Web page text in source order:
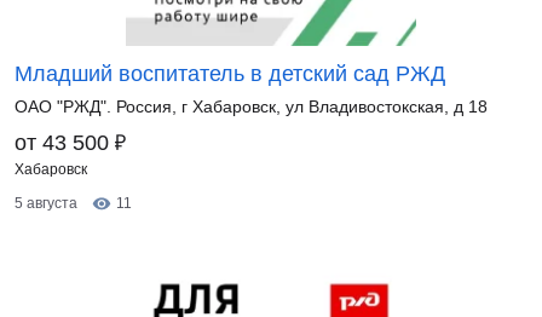
Младший воспитатель в детский сад РЖД
ОАО "РЖД". Россия, г Хабаровск, ул Владивостокская, д 18
от 43 500 ₽
Хабаровск
5 августа
11